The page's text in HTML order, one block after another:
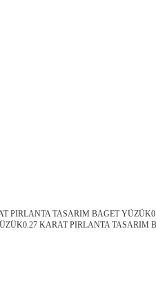
PIRLANTA TASARIM BAGET
KARAT PIRLANTA TASARIM